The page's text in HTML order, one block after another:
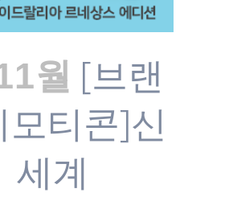
월 [브랜
모티콘]신
세계